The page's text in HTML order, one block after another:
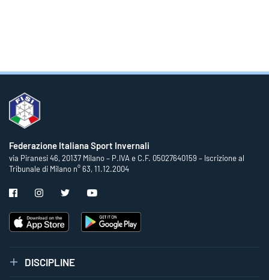
Federazione Italiana Sport Invernali
via Piranesi 46, 20137 Milano – P.IVA e C.F. 05027640159 – Iscrizione al
Tribunale di Milano n° 63, 11.12.2004
DISCIPLINE